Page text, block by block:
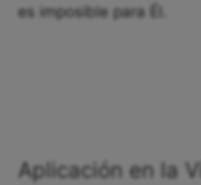
es imposible para Él.
Aplicación en la